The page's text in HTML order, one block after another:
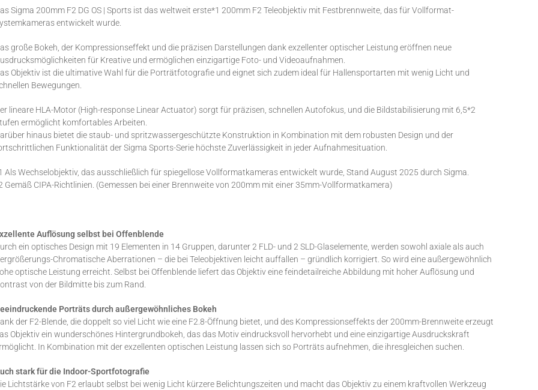
Sigma 200mm F2 DG OS | Sports ist das weltweit erste*1 200mm F2 Teleobjektiv mit Festbrennweite, das für Vollformat-
entwickelt wurde.
große Bokeh, der Kompressionseffekt und die präzisen Darstellungen dank exzellenter optischer Leistung eröffnen neue
für Kreative und ermöglichen einzigartige Foto- und Videoaufnahmen.
Objektiv ist die ultimative Wahl für die Porträtfotografie und eignet sich zudem ideal für Hallensportarten mit wenig Licht und
Bewegungen.
lineare HLA-Motor (High-response Linear Actuator) sorgt für präzisen, schnellen Autofokus, und die Bildstabilisierung mit 6,5*2
ermöglicht komfortables Arbeiten.
hinaus bietet die staub- und spritzwassergeschützte Konstruktion in Kombination mit dem robusten Design und der
Funktionalität der Sigma Sports-Serie höchste Zuverlässigkeit in jeder Aufnahmesituation.
Als Wechselobjektiv, das ausschließlich für spiegellose Vollformatkameras entwickelt wurde, Stand August 2025 durch Sigma.
Gemäß CIPA-Richtlinien. (Gemessen bei einer Brennweite von 200mm mit einer 35mm-Vollformatkamera)
Auflösung selbst bei Offenblende
ein optisches Design mit 19 Elementen in 14 Gruppen, darunter 2 FLD- und 2 SLD-Glaselemente, werden sowohl axiale als auch
Chromatische Aberrationen – die bei Teleobjektiven leicht auffallen – gründlich korrigiert. So wird eine außergewöhnlich
optische Leistung erreicht. Selbst bei Offenblende liefert das Objektiv eine feindetailreiche Abbildung mit hoher Auflösung und
von der Bildmitte bis zum Rand.
Porträts durch außergewöhnliches Bokeh
der F2-Blende, die doppelt so viel Licht wie eine F2.8-Öffnung bietet, und des Kompressionseffekts der 200mm-Brennweite erzeugt
Objektiv ein wunderschönes Hintergrundbokeh, das das Motiv eindrucksvoll hervorhebt und eine einzigartige Ausdruckskraft
In Kombination mit der exzellenten optischen Leistung lassen sich so Porträts aufnehmen, die ihresgleichen suchen.
stark für die Indoor-Sportfotografie
Lichtstärke von F2 erlaubt selbst bei wenig Licht kürzere Belichtungszeiten und macht das Objektiv zu einem kraftvollen Werkzeug